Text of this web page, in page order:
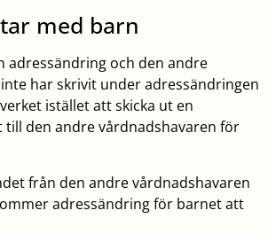
med barn
adressändring och den andre
har skrivit under adressändringen
istället att skicka ut en
den andre vårdnadshavaren för
från den andre vårdnadshavaren
adressändring för barnet att